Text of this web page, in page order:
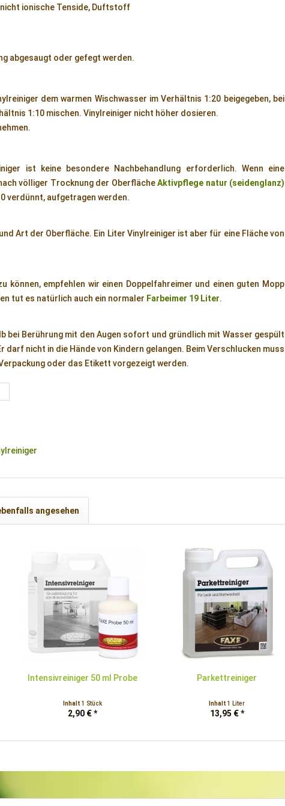
nicht ionische Tenside, Duftstoff
abgesaugt oder gefegt werden.
dem warmen Wischwasser im Verhältnis 1:20 beigegeben, bei
1:10 mischen. Vinylreiniger nicht höher dosieren.
ist keine besondere Nachbehandlung erforderlich. Wenn eine
völliger Trocknung der OberflächeAktivpflege natur (seidenglanz)
verdünnt, aufgetragen werden.
Art der Oberfläche. Ein Liter Vinylreiniger ist aber für eine Fläche von
können, empfehlen wir einen Doppelfahreimer und einen guten Mopp
tut es natürlich auch ein normaler Farbeimer 19 Liter.
bei Berührung mit den Augen sofort und gründlich mit Wasser gespült
nicht in die Hände von Kindern gelangen. Beim Verschlucken muss
oder das Etikett vorgezeigt werden.
angesehen
Intensivreiniger 50 ml Probe
Inhalt1 Stück
2,90 € *
Parkettreiniger
Inhalt1 Liter
13,95 € *